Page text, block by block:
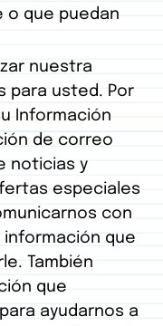
o que puedan
nuestra
para usted. Por
Información
de correo
noticias y
especiales
con
que
También
que
ayudarnos a